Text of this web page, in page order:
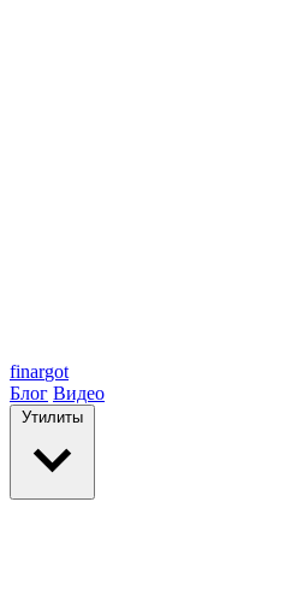
finargot
Блог Видео
Утилиты